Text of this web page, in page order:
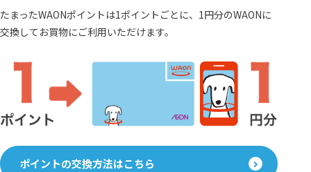
たまったWAONポイントは1ポイントごとに、1円分のWAONに
交換してお買物にご利用いただけます。
ポイントの交換方法はこちら